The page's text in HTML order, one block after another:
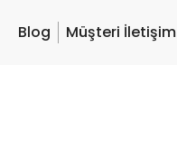
Blog Müşteri İletişim